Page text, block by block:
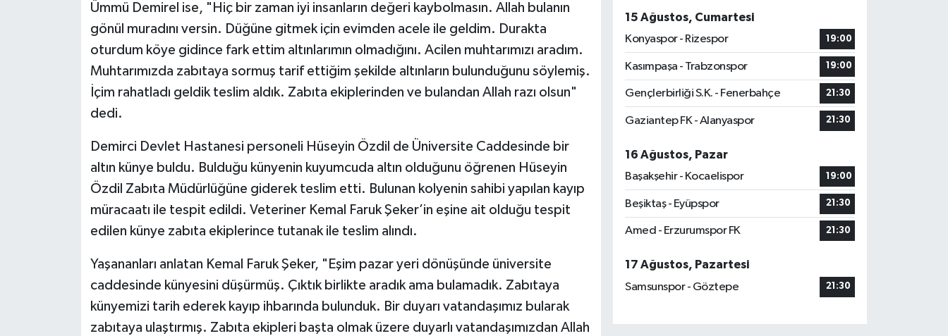
Ümmü Demirel ise, "Hiç bir zaman iyi insanların değeri kaybolmasın. Allah bulanın
gönül muradını versin. Düğüne gitmek için evimden acele ile geldim. Durakta
oturdum köye gidince fark ettim altınlarımın olmadığını. Acilen muhtarımızı aradım.
Muhtarımızda zabıtaya sormuş tarif ettiğim şekilde altınların bulunduğunu söylemiş.
İçim rahatladı geldik teslim aldık. Zabıta ekiplerinden ve bulandan Allah razı olsun"
dedi.
Demirci Devlet Hastanesi personeli Hüseyin Özdil de Üniversite Caddesinde bir
altın künye buldu. Bulduğu künyenin kuyumcuda altın olduğunu öğrenen Hüseyin
Özdil Zabıta Müdürlüğüne giderek teslim etti. Bulunan kolyenin sahibi yapılan kayıp
müracaatı ile tespit edildi. Veteriner Kemal Faruk Şeker’in eşine ait olduğu tespit
edilen künye zabıta ekiplerince tutanak ile teslim alındı.
Yaşananları anlatan Kemal Faruk Şeker, "Eşim pazar yeri dönüşünde üniversite
caddesinde künyesini düşürmüş. Çıktık birlikte aradık ama bulamadık. Zabıtaya
künyemizi tarih ederek kayıp ihbarında bulunduk. Bir duyarı vatandaşımız bularak
zabıtaya ulaştırmış. Zabıta ekipleri başta olmak üzere duyarlı vatandaşımızdan Allah
15 Ağustos, Cumartesi
Konyaspor - Rizespor
19:00
Kasımpaşa - Trabzonspor 19:00
Gençlerbirliği S.K. - Fenerbahçe 21:30
Gaziantep FK - Alanyaspor 21:30
16 Ağustos, Pazar
Başakşehir - Kocaelispor
19:00
Beşiktaş - Eyüpspor 21:30
Amed - Erzurumspor FK 21:30
17 Ağustos, Pazartesi
Samsunspor - Göztepe
21:30